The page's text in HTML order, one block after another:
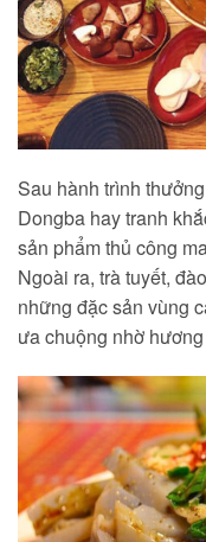
Sau hành trình
Dongba hay tranh
sản phẩm thủ công
Ngoài ra, trà tuyết,
những đặc sản vùng
ưa chuộng nhờ